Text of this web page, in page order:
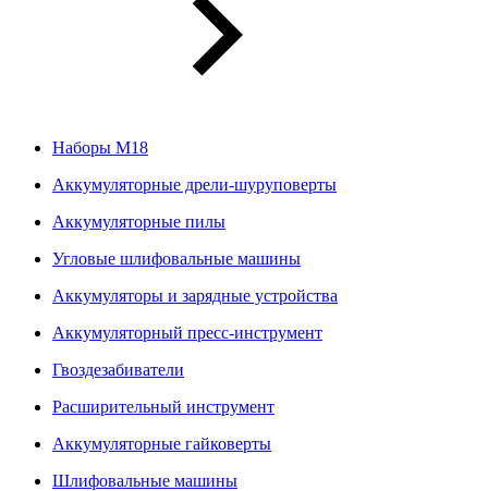
Наборы М18
Аккумуляторные дрели-шуруповерты
Аккумуляторные пилы
Угловые шлифовальные машины
Аккумуляторы и зарядные устройства
Аккумуляторный пресс-инструмент
Гвоздезабиватели
Расширительный инструмент
Аккумуляторные гайковерты
Шлифовальные машины